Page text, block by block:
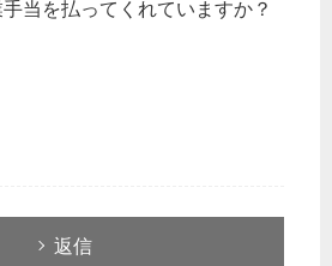
当を払ってくれていますか？
返信